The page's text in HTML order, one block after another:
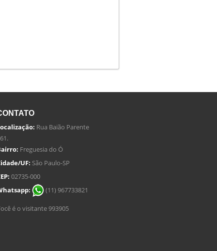
Rua Baião Parente
Freguesia do Ó
UF: São Paulo-SP
02735-000
(11) 967733821
é o visitante 993905